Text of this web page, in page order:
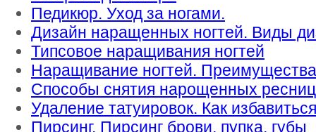
Педикюр. Уход за ногами.
Дизайн наращенных ногтей. Виды
Типсовое наращивания ногтей
Наращивание ногтей.
Способы снятия нарощенных
Удаление татуировок. Как
Пирсинг. Пирсинг брови, пупка, губы